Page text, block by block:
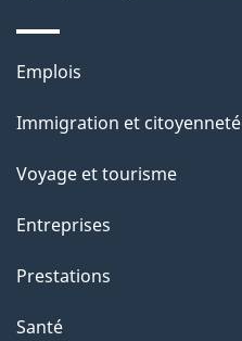
s
u
r
e
t
e
p
Thèmes
sujets
Emplois
Immigration et citoyenneté
Voyage et tourisme
Entreprises
Prestations
Santé